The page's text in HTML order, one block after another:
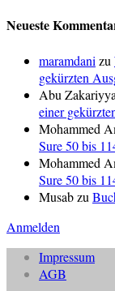
Neueste
maramdani zu
gekürzten
Abu Zakariyya
einer
Mohammed
Sure 50 bis
Mohammed
Sure 50 bis
Musabzu
Anmelden
Impressum
AGB